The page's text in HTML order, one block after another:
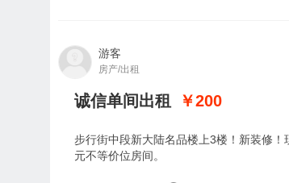
游客
房产/出租
诚信单间出租 ￥200
步行街中段新大陆名品楼上3楼！新装修！
元不等价位房间。